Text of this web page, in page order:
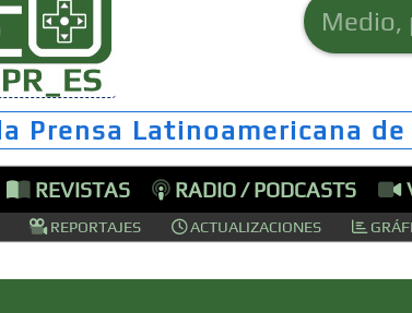
Prensa Latinoamericana
REVISTAS RADIO / PODCASTS
REPORTAJES ACTUALIZACIONES